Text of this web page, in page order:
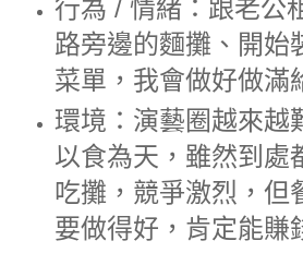
行為 / 情緒：跟老公
路旁邊的麵攤、開始
菜單，我會做好做滿
環境：演藝圈越來越
以食為天，雖然到處
吃攤，競爭激烈，但
要做得好，肯定能賺